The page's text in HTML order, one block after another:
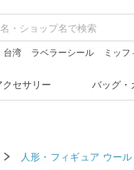
台湾 ラベラーシール ミッフ
クセサリー バッグ・
人形・フィギュア ウール